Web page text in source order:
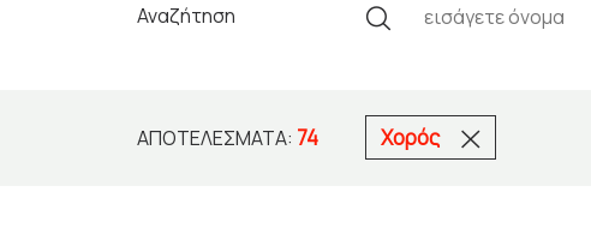
Αναζήτηση
ΑΠΟΤΕΛΈΣΜΑΤΑ: 74 Χορός